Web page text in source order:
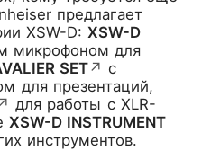
предлагает
XSW-D: XSW-D
микрофоном для
SET↗ с
для презентаций,
для работы с XLR-
XSW-D INSTRUMENT
инструментов.